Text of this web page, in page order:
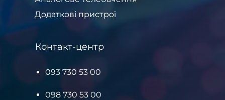
Додаткові пристрої
Контакт-центр
093 730 53 00
098 730 53 00